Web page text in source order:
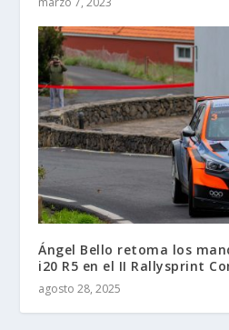
Ángel Bello retoma los
i20 R5 en el II Rallysprint
agosto 28, 2025
DEJA UNA RESPUESTA
Lo siento, debes estar
comentario.